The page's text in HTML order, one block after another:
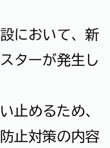
において、新
ターが発生し
止めるため、
止対策の内容